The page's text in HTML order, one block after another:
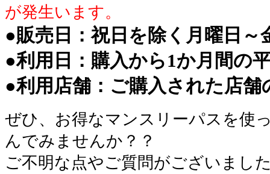
が発生います。
●販売日：祝日を除く月曜日～
●利用日：購入から1か月間の
●利用店舗：ご購入された店舗
ぜひ、お得なマンスリーパスを使
んでみませんか？？
ご不明な点やご質問がございまし